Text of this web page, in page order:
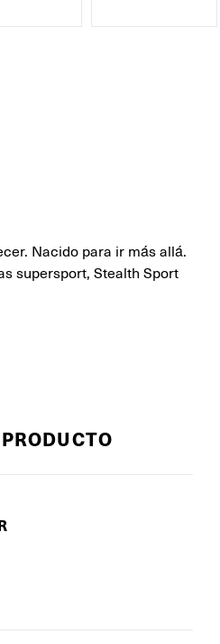
Nacido para ir más allá.
supersport, Stealth Sport